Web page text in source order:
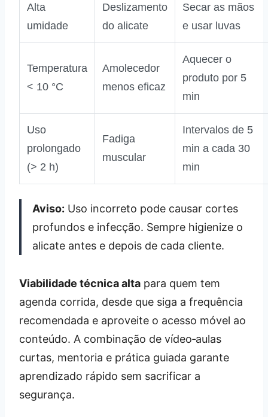
Alta
umidade
Deslizamento
do alicate
Secar as mãos
e usar luvas
Temperatura
< 10 °C
Amolecedor
menos eficaz
Aquecer o
produto por 5
min
Uso
prolongado
(> 2 h)
Fadiga
muscular
Intervalos de 5
min a cada 30
min
Aviso: Uso incorreto pode causar cortes
profundos e infecção. Sempre higienize o
alicate antes e depois de cada cliente.
Viabilidade técnica alta para quem tem
agenda corrida, desde que siga a frequência
recomendada e aproveite o acesso móvel ao
conteúdo. A combinação de vídeo‑aulas
curtas, mentoria e prática guiada garante
aprendizado rápido sem sacrificar a
segurança.